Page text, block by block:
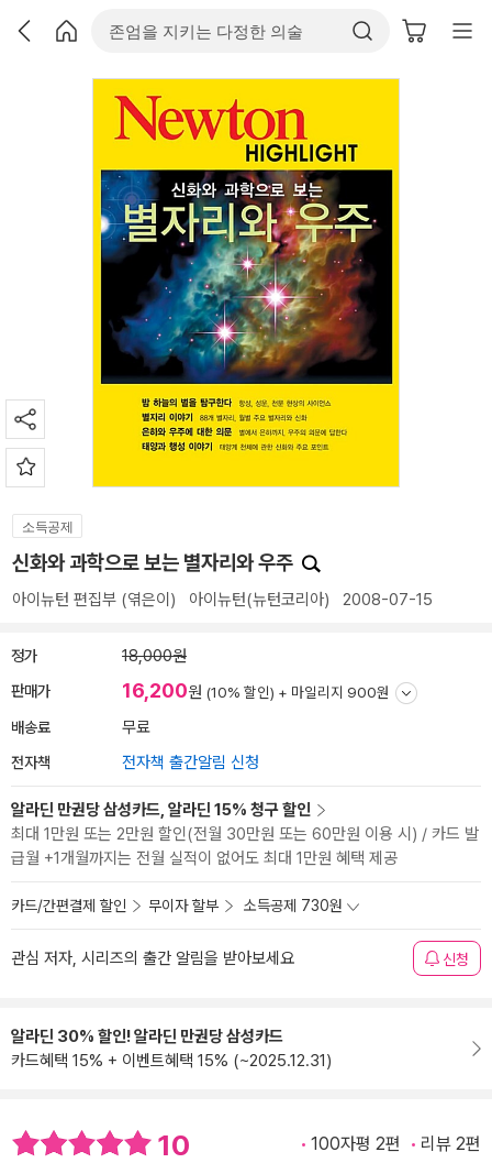
소득공제
신화와 과학으로 보는 별자리와 우주
아이뉴턴 편집부 (엮은이) 아이뉴턴(뉴턴코리아) 2008-07-15
정가 18,000원
판매가 16,200원 (10% 할인) + 마일리지 900원
배송료 무료
전자책 전자책 출간알림 신청
알라딘 만권당 삼성카드, 알라딘 15% 청구 할인
최대 1만원 또는 2만원 할인(전월 30만원 또는 60만원 이용 시) / 카드 발
급월 +1개월까지는 전월 실적이 없어도 최대 1만원 혜택 제공
카드/간편결제 할인 무이자 할부 소득공제 730원
관심 저자, 시리즈의 출간 알림을 받아보세요 신청
알라딘 30% 할인! 알라딘 만권당 삼성카드
카드혜택 15% + 이벤트혜택 15% (~2025.12.31)
10 100자평 2편 리뷰 2편